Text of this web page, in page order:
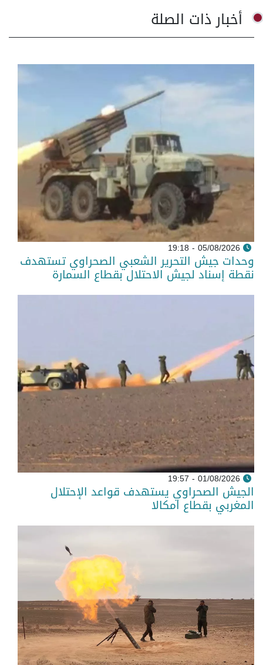
أخبار ذات الصلة
05/08/2026 - 19:18
وحدات جيش التحرير الشعبي الصحراوي تستهدف
نقطة إسناد لجيش الاحتلال بقطاع السمارة
01/08/2026 - 19:57
الجيش الصحراوي يستهدف قواعد الإحتلال
المغربي بقطاع امكالا